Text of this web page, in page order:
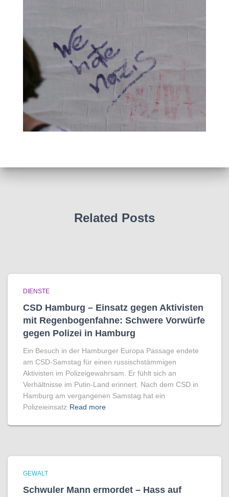
Related Posts
DIENSTE
CSD Hamburg – Einsatz gegen Aktivisten
mit Regenbogen­fahne: Schwere Vorwürfe
gegen Polizei in Hamburg
Ein Besuch in der Hamburger Europa Passage endete
am CSD-Samstag für einen russischstämmigen
Aktivisten im Polizeigewahrsam. Er fühlt sich an
Verhältnisse im Putin-Land erinnert. Nach dem CSD in
Hamburg am vergangenen Samstag hat ein
Polizeieinsatz Read more
GEWALT
Schwuler Mann ermordet – Hass auf